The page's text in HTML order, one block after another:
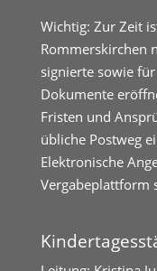
Wichtig: Zur Zeit
Rommerskirchen
signierte sowie
Dokumente
Fristen und
übliche Postweg
Elektronische
Vergabeplattform